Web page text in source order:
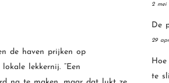
de haven prijken op
lekkernij. “Een
2 mei
De
29
te